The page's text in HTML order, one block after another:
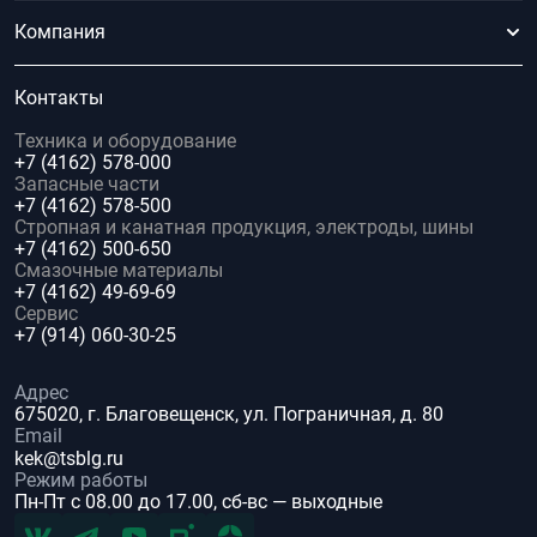
Компания
Контакты
Техника и оборудование
+7 (4162) 578-000
Запасные части
+7 (4162) 578-500
Стропная и канатная продукция, электроды, шины
+7 (4162) 500-650
Смазочные материалы
+7 (4162) 49-69-69
Сервис
+7 (914) 060-30-25
Адрес
675020, г. Благовещенск, ул. Пограничная, д. 80
Email
kek@tsblg.ru
Режим работы
Пн-Пт с 08.00 до 17.00, сб-вс — выходные